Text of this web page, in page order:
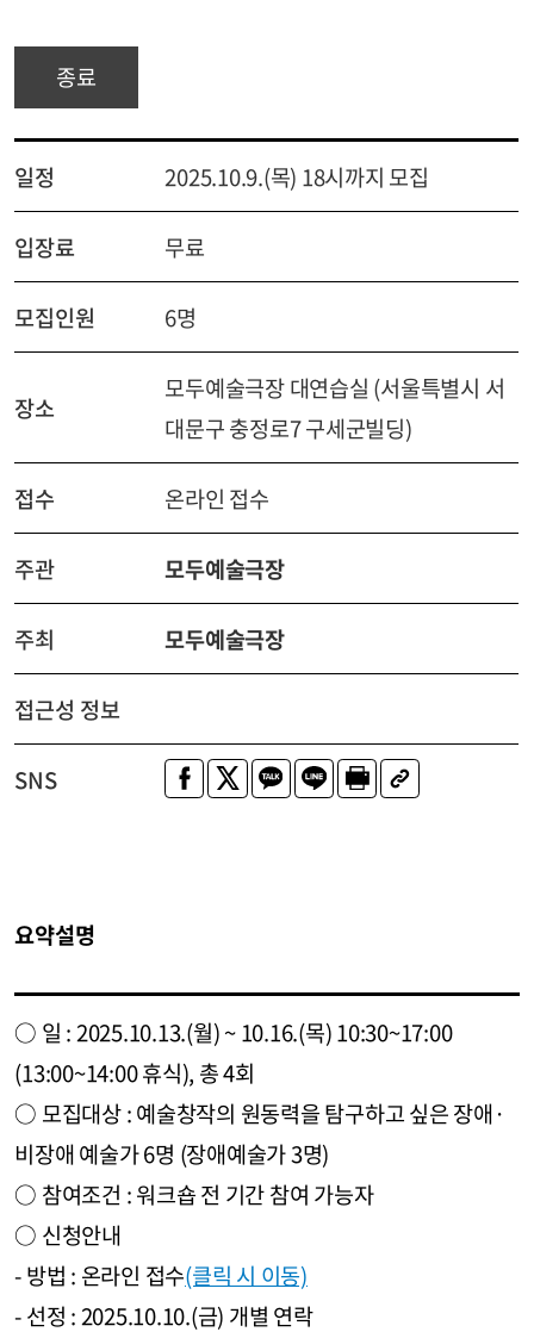
종료
일정 2025.10.9.(목) 18시까지 모집
입장료 무료
모집인원 6명
장소
모두예술극장 대연습실 (서울특별시 서
대문구 충정로7 구세군빌딩)
접수 온라인 접수
주관 모두예술극장
주최 모두예술극장
접근성 정보
SNS
요약설명
○ 일 : 2025.10.13.(월) ~ 10.16.(목) 10:30~17:00
(13:00~14:00 휴식), 총 4회
○ 모집대상 : 예술창작의 원동력을 탐구하고 싶은 장애·
비장애 예술가 6명 (장애예술가 3명)
○ 참여조건 : 워크숍 전 기간 참여 가능자
○ 신청안내
- 방법 : 온라인 접수(클릭 시 이동)
- 선정 : 2025.10.10.(금) 개별 연락